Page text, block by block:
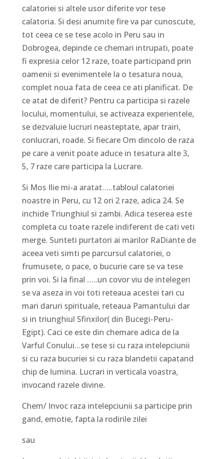
calatoriei si altele usor diferite vor tese
calatoria. Si desi anumite fire va par cunoscute,
tot ceea ce se tese acolo in Peru sau in
Dobrogea, depinde ce chemari intrupati, poate
fi expresia celor 12 raze, toate participand prin
oamenii si evenimentele la o tesatura noua,
complet noua fata de ceea ce ati planificat. De
ce atat de diferit? Pentru ca participa si razele
locului, momentului, se activeaza experientele,
se dezvaluie lucruri neasteptate, apar trairi,
conlucrari, roade. Si fiecare Om dincolo de raza
pe care a venit poate aduce in tesatura alte 3,
5, 7 raze care participa la Lucrare.
Si Mos Ilie mi-a aratat…..tabloul calatoriei
noastre in Peru, cu 12 ori 2 raze, adica 24. Se
inchide Triunghiul si zambi. Adica teserea este
completa cu toate razele indiferent de cati veti
merge. Sunteti purtatori ai marilor RaDiante de
aceea veti simti pe parcursul calatoriei, o
frumusete, o pace, o bucurie care se va tese
prin voi. Si la final …..un covor viu de intelegeri
se va aseza in voi toti reteaua acestei tari cu
mari daruri spirituale, reteaua Pamantului dar
si in triunghiul Sfinxilor( din Bucegi-Peru-
Egipt). Caci ce este din chemare adica de la
Varful Conului…se tese si cu raza intelepciunii
si cu raza bucuriei si cu raza blandetii capatand
chip de lumina. Lucrari in verticala voastra,
invocand razele divine.
Chem/ Invoc raza intelepciunii sa participe prin
gand, emotie, fapta la rodirile zilei
sau